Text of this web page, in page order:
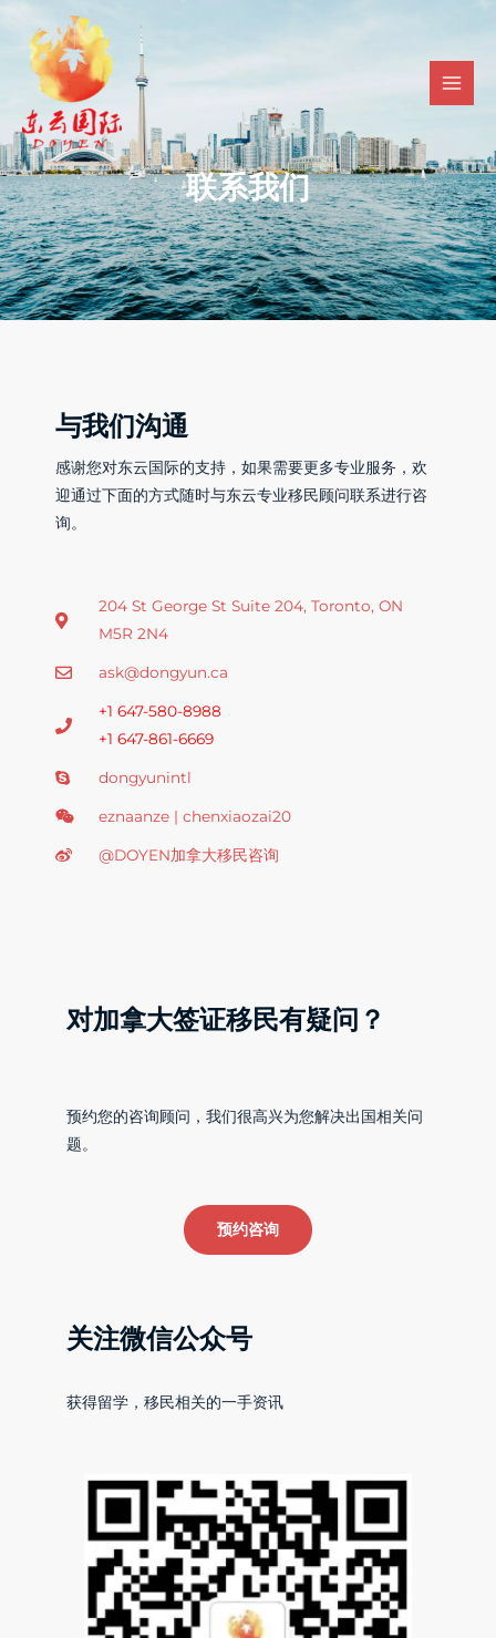
content
联系我们
与我们沟通
感谢您对东云国际的支持，如果需要更多专业服务，欢
迎通过下面的方式随时与东云专业移民顾问联系进行咨
询。
204 St George St Suite 204, Toronto, ON
M5R 2N4
ask@dongyun.ca
+1 647-580-8988
+1 647-861-6669
dongyunintl
eznaanze | chenxiaozai20
@DOYEN加拿大移民咨询
对加拿大签证移民有疑问？
预约您的咨询顾问，我们很高兴为您解决出国相关问
题。
预约咨询
关注微信公众号
获得留学，移民相关的一手资讯